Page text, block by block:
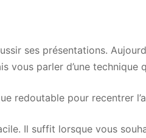
ses présentations.
vous parler d’une technique
redoutable pour recentrer
Il suffit lorsque vous